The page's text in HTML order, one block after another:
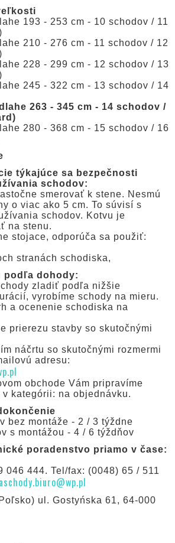
193 - 253 cm - 10 schodov / 11
210 - 276 cm - 11 schodov / 12
228 - 299 cm - 12 schodov / 13
245 - 322 cm - 13 schodov / 14
263 - 345 cm - 14 schodov /
280 - 368 cm - 15 schodov / 16
týkajúce sa bezpečnosti
schodov:
smerovať k stene. Nesmú
o viac ako 5 cm. To súvisí s
schodov. Kotvu je
na stenu.
stojace, odporúča sa použiť:
stranách schodiska,
podľa dohody:
zladiť podľa nižšie
vyrobíme schody na mieru.
a ocenenie schodiska na
prierezu stavby so skutočnými
náčrtu so skutočnými rozmermi
adresu:
obchode Vám pripravíme
kategórii: na objednávku.
bez montáže - 2 / 3 týždne
s montážou - 4 / 6 týždňov
poradenstvo priamo v čase:
046 444. Tel/fax: (0048) 65 / 511
ul. Gostyńska 61, 64-000